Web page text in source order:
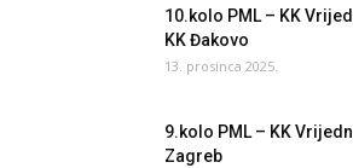
10.kolo PML – KK
KK Đakovo
13. prosinca 2025.
9.kolo PML – KK
Zagreb